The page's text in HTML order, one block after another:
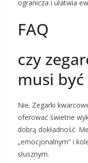
ogranicza i ułatwia
FAQ
czy
musi
Nie. Zegarki
oferować świetne
dobrą dokładność.
„emocjonalnym” i
słusznym.